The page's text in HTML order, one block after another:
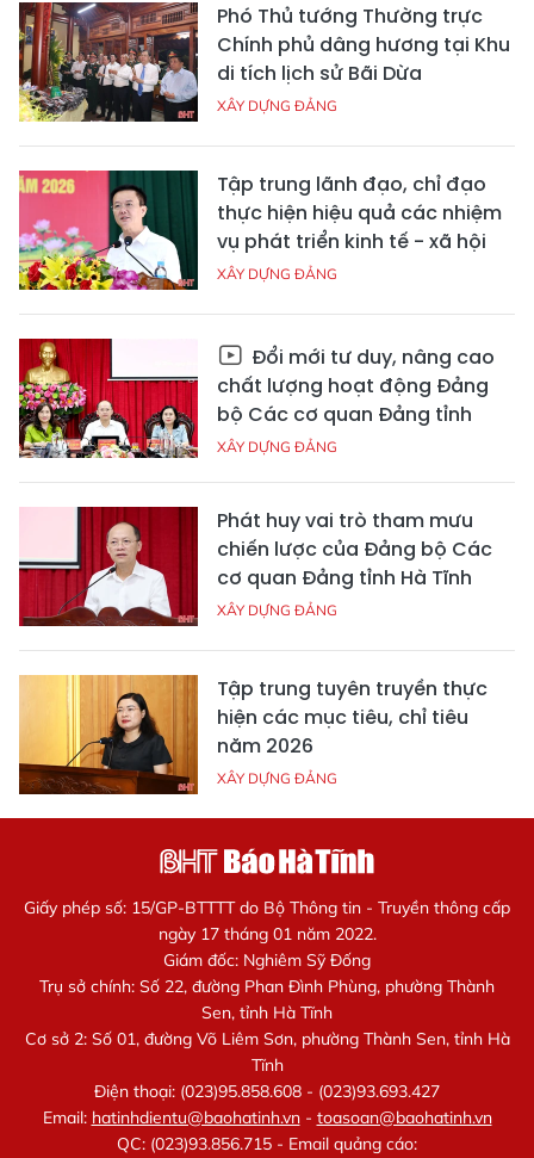
Phó Thủ tướng Thường trực
Chính phủ dâng hương tại Khu
di tích lịch sử Bãi Dừa
XÂY DỰNG ĐẢNG
Tập trung lãnh đạo, chỉ đạo
thực hiện hiệu quả các nhiệm
vụ phát triển kinh tế - xã hội
XÂY DỰNG ĐẢNG
Đổi mới tư duy, nâng cao
chất lượng hoạt động Đảng
bộ Các cơ quan Đảng tỉnh
XÂY DỰNG ĐẢNG
Phát huy vai trò tham mưu
chiến lược của Đảng bộ Các
cơ quan Đảng tỉnh Hà Tĩnh
XÂY DỰNG ĐẢNG
Tập trung tuyên truyền thực
hiện các mục tiêu, chỉ tiêu
năm 2026
XÂY DỰNG ĐẢNG
Giấy phép số: 15/GP-BTTTT do Bộ Thông tin - Truyền thông cấp
ngày 17 tháng 01 năm 2022.
Giám đốc: Nghiêm Sỹ Đống
Trụ sở chính: Số 22, đường Phan Đình Phùng, phường Thành
Sen, tỉnh Hà Tĩnh
Cơ sở 2: Số 01, đường Võ Liêm Sơn, phường Thành Sen, tỉnh Hà
Tĩnh
Điện thoại: (023)95.858.608 - (023)93.693.427
Email: hatinhdientu@baohatinh.vn- toasoan@baohatinh.vn
QC: (023)93.856.715 - Email quảng cáo: